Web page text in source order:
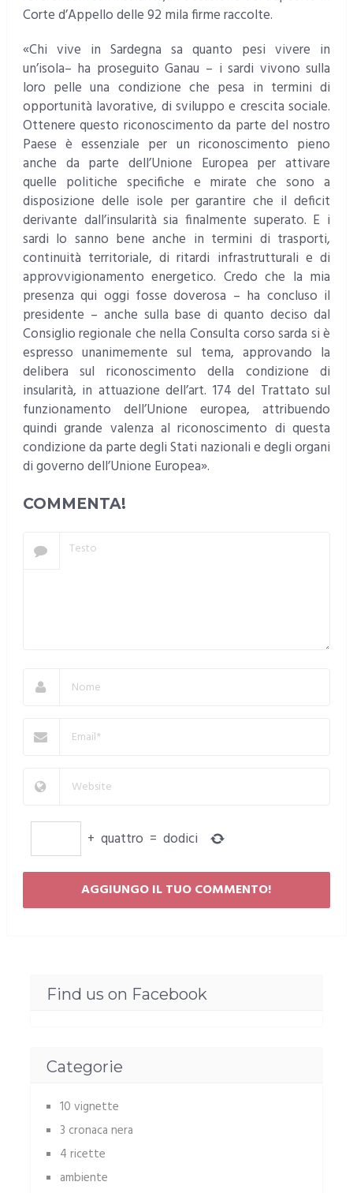
Corte d’Appello delle 92 mila firme raccolte.
«Chi vive in Sardegna sa quanto pesi vivere in
un’isola– ha proseguito Ganau – i sardi vivono sulla
loro pelle una condizione che pesa in termini di
opportunità lavorative, di sviluppo e crescita sociale.
Ottenere questo riconoscimento da parte del nostro
Paese è essenziale per un riconoscimento pieno
anche da parte dell’Unione Europea per attivare
quelle politiche specifiche e mirate che sono a
disposizione delle isole per garantire che il deficit
derivante dall’insularità sia finalmente superato. E i
sardi lo sanno bene anche in termini di trasporti,
continuità territoriale, di ritardi infrastrutturali e di
approvvigionamento energetico. Credo che la mia
presenza qui oggi fosse doverosa – ha concluso il
presidente – anche sulla base di quanto deciso dal
Consiglio regionale che nella Consulta corso sarda si è
espresso unanimemente sul tema, approvando la
delibera sul riconoscimento della condizione di
insularità, in attuazione dell’art. 174 del Trattato sul
funzionamento dell’Unione europea, attribuendo
quindi grande valenza al riconoscimento di questa
condizione da parte degli Stati nazionali e degli organi
di governo dell’Unione Europea».
COMMENTA!
+ quattro = dodici
Find us on Facebook
Categorie
10 vignette
3 cronaca nera
4 ricette
ambiente